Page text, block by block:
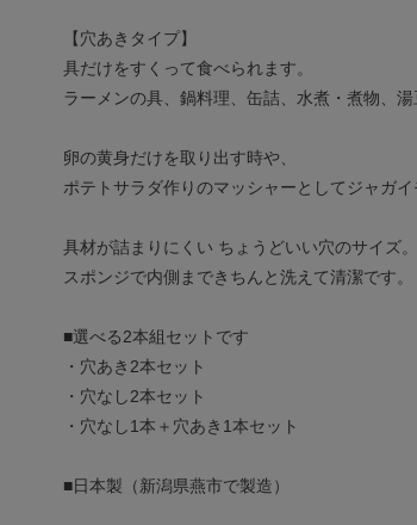
【穴あきタイプ】
具だけをすくって食べられます。
ラーメンの具、鍋料理、缶詰、水煮・煮物、湯
卵の黄身だけを取り出す時や、
ポテトサラダ作りのマッシャーとしてジャガイ
具材が詰まりにくい ちょうどいい穴のサイズ。
スポンジで内側まできちんと洗えて清潔です。
■選べる2本組セットです
・穴あき2本セット
・穴なし2本セット
・穴なし1本＋穴あき1本セット
■日本製（新潟県燕市で製造）